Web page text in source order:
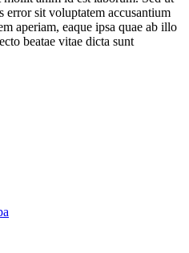
error sit voluptatem accusantium
aperiam, eaque ipsa quae ab illo
beatae vitae dicta sunt